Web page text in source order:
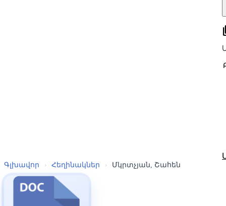
Գլխավոր › Հեղինակներ › Մկրտչյան, Շահեն